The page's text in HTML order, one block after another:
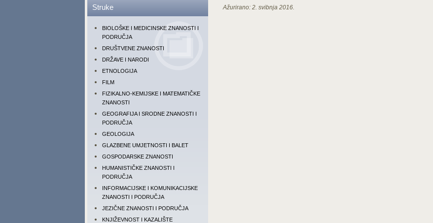
Struke
BIOLOŠKE I MEDICINSKE ZNANOSTI I
PODRUČJA
DRUŠTVENE ZNANOSTI
DRŽAVE I NARODI
ETNOLOGIJA
FILM
FIZIKALNO-KEMIJSKE I MATEMATIČKE
ZNANOSTI
GEOGRAFIJA I SRODNE ZNANOSTI I
PODRUČJA
GEOLOGIJA
GLAZBENE UMJETNOSTI I BALET
GOSPODARSKE ZNANOSTI
HUMANISTIČKE ZNANOSTI I
PODRUČJA
INFORMACIJSKE I KOMUNIKACIJSKE
ZNANOSTI I PODRUČJA
JEZIČNE ZNANOSTI I PODRUČJA
KNJIŽEVNOST I KAZALIŠTE
Ažurirano: 2. svibnja 2016.